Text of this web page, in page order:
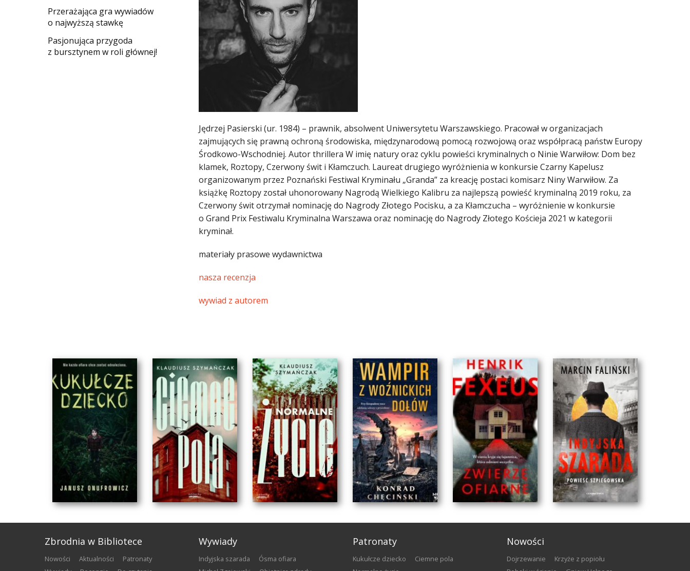
​Przerażająca gra wywiadów
o najwyższą stawkę
Pasjonująca przygoda
z bursztynem w roli głównej!
Jędrzej Pasierski (ur. 1984) – prawnik, absolwent Uniwersytetu Warszawskiego. Pracował w organizacjach
zajmujących się prawną ochroną środowiska, międzynarodową pomocą rozwojową oraz współpracą państw Europy
Środkowo-Wschodniej. Autor thrillera W imię natury oraz cyklu powieści kryminalnych o Ninie Warwiłow: Dom bez
klamek, Roztopy, Czerwony świt i Kłamczuch. Laureat drugiego wyróżnienia w konkursie Czarny Kapelusz
organizowanym przez Poznański Festiwal Kryminału „Granda” za kreację postaci komisarz Niny Warwiłow. Za
książkę Roztopy został uhonorowany Nagrodą Wielkiego Kalibru za najlepszą powieść kryminalną 2019 roku, za
Czerwony świt otrzymał nominację do Nagrody Złotego Pocisku, a za Kłamczucha – wyróżnienie w konkursie
o Grand Prix Festiwalu Kryminalna Warszawa oraz nominację do Nagrody Złotego Kościeja 2021 w kategorii
kryminał.
materiały prasowe wydawnictwa
nasza recenzja
wywiad z autorem
Zbrodnia w Bibliotece
nowości aktualności
patronaty
Wywiady
Indyjska szarada
Ósma ofiara
Patronaty
Kukułcze dziecko
Ciemne pola
Nowości
Dojrzewanie
Krzyże z popiołu